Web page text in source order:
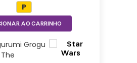
Grogu
P
AO CARRINHO